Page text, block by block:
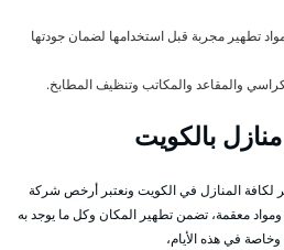
مواد تطهير مجربة قبل استخدامها لضمان جودتها
والمقاعد والمكاتب وتنظيف المطابخ.
بالكويت
لكافة المنازل في الكويت ونعتبر أرخص شركة
معقمة، تضمن تطهير المكان وكل ما يوجد به
في هذه الأيام،